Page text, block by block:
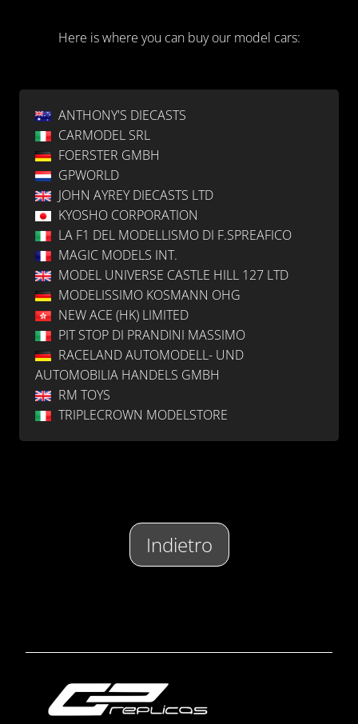
Here is where you can buy our model cars:
ANTHONY'S DIECASTS
CARMODEL SRL
FOERSTER GMBH
GPWORLD
JOHN AYREY DIECASTS LTD
KYOSHO CORPORATION
LA F1 DEL MODELLISMO DI F.SPREAFICO
MAGIC MODELS INT.
MODEL UNIVERSE CASTLE HILL 127 LTD
MODELISSIMO KOSMANN OHG
NEW ACE (HK) LIMITED
PIT STOP DI PRANDINI MASSIMO
RACELAND AUTOMODELL- UND
AUTOMOBILIA HANDELS GMBH
RM TOYS
TRIPLECROWN MODELSTORE
Indietro